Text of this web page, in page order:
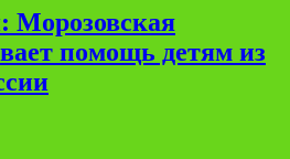
Морозовская
помощь детям из